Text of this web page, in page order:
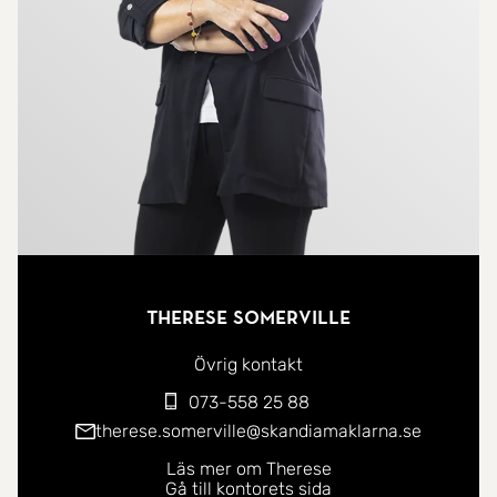
Therese Somerville
Övrig kontakt
073-558 25 88
therese.somerville@skandiamaklarna.se
Läs mer om Therese
Gå till kontorets sida